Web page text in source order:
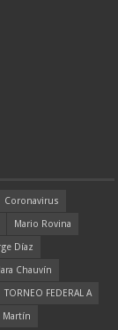
Coronavirus
Mario Rovina
Díaz
Chauvín
TORNEO FEDERAL A
Martín